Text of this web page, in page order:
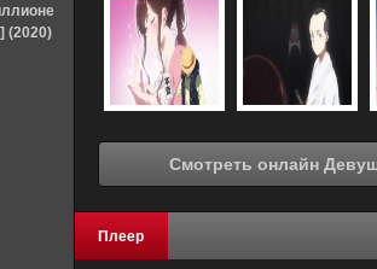
Плеер
(2020)